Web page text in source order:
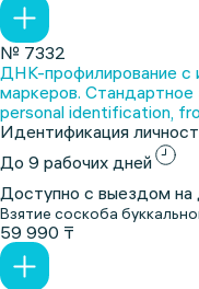
№ 7332
ДНК-профилирование с
маркеров.
personal identification,
Идентификация
До 9 рабочих дней
Доступно с выездом
Взятие соскоба
59 990 ₸